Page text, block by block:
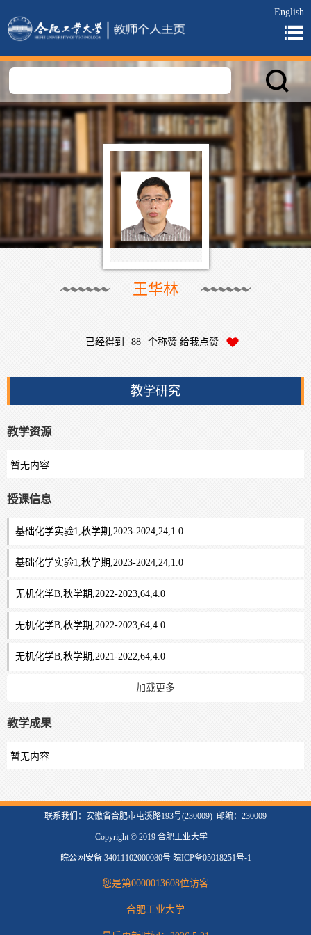
English
王华林
已经得到 88 个称赞 给我点赞
教学研究
教学资源
暂无内容
授课信息
基础化学实验1,秋学期,2023-2024,24,1.0
基础化学实验1,秋学期,2023-2024,24,1.0
无机化学B,秋学期,2022-2023,64,4.0
无机化学B,秋学期,2022-2023,64,4.0
无机化学B,秋学期,2021-2022,64,4.0
加载更多
教学成果
暂无内容
联系我们：安徽省合肥市屯溪路193号(230009) 邮编：230009
Copyright © 2019 合肥工业大学
皖公网安备 34011102000080号 皖ICP备05018251号-1
您是第0000013608位访客
合肥工业大学